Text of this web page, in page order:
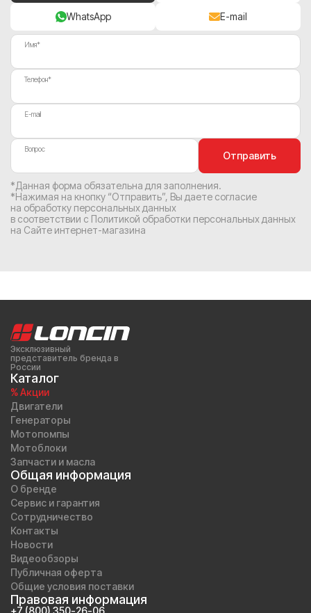
WhatsApp E-mail
Имя*
Телефон*
E-mail
Вопрос
Отправить
*Данная форма обязательна для заполнения.
*Нажимая на кнопку “Отправить”, Вы даете согласие
на обработку персональных данных
в соответствии с Политикой обработки персональных данных
на Сайте интернет-магазина
Эксклюзивный
представитель бренда в
России
Каталог
% Акции
Двигатели
Генераторы
Мотопомпы
Мотоблоки
Запчасти и масла
Общая информация
О бренде
Сервис и гарантия
Сотрудничество
Контакты
Новости
Видеообзоры
Публичная оферта
Общие условия поставки
Правовая информация
+7 (800) 350-26-06